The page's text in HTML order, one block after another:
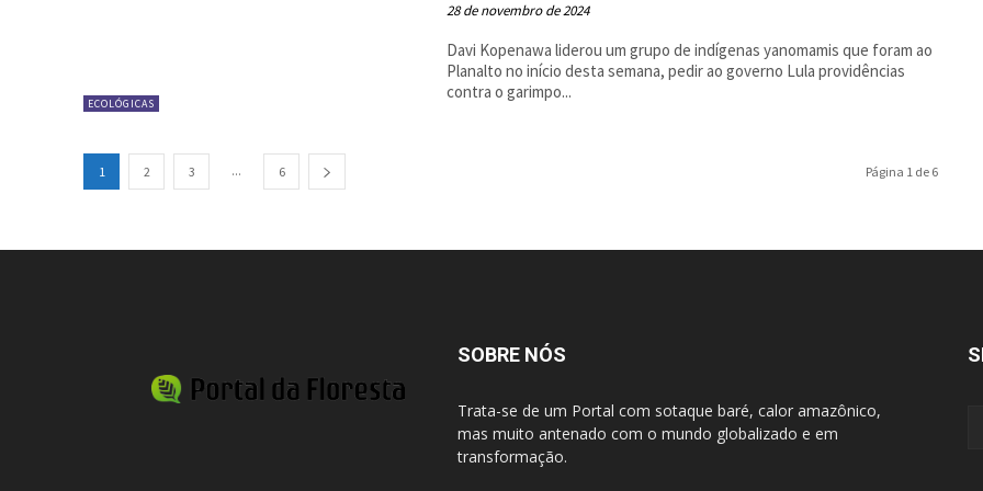
ECOLÓGICAS
28 de novembro de 2024
Davi Kopenawa liderou um grupo de indígenas yanomamis que foram ao
Planalto no início desta semana, pedir ao governo Lula providências
contra o garimpo...
1 2 3 ... 6 Página 1 de 6
SOBRE NÓS
Trata-se de um Portal com sotaque baré, calor amazônico,
mas muito antenado com o mundo globalizado e em
transformação.